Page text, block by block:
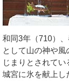
和同3年（710）
として山の神や
じまりとされて
城宮に氷を献上し